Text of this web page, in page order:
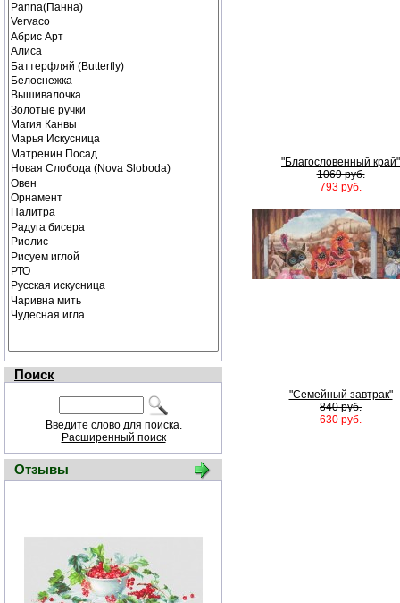
Поиск
Введите слово для поиска.
Расширенный поиск
Отзывы
"Благословенный край"
1069 руб.
793 руб.
"Семейный завтрак"
840 руб.
630 руб.